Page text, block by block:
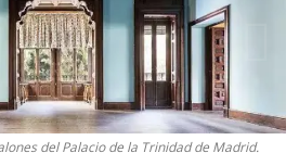
del Palacio de la Trinidad de Madrid.